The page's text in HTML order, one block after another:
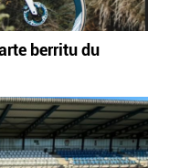
berritu du